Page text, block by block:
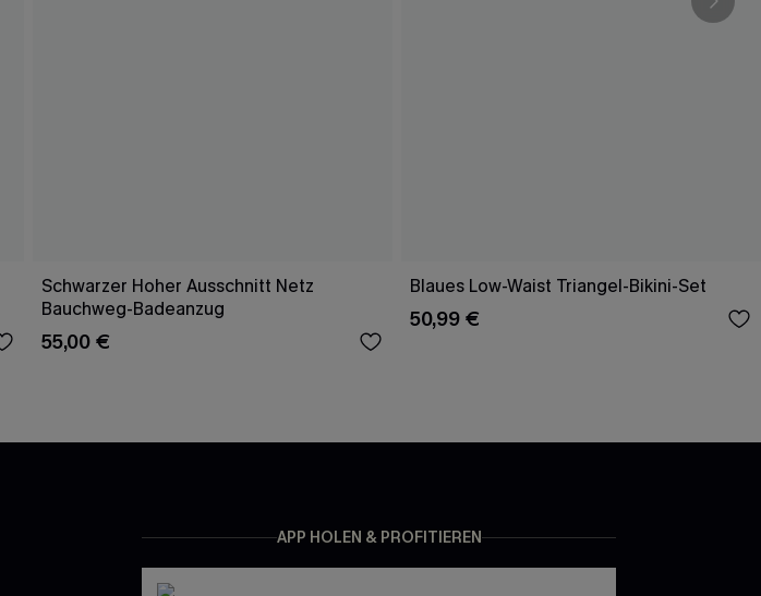
Schwarzer Hoher Ausschnitt Netz
Bauchweg-Badeanzug
55,00 €
Blaues Low-Waist Triangel-Bikini-Set
50,99 €
APP HOLEN & PROFITIEREN